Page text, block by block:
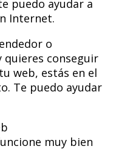
puedo ayudar a
Internet.
o
quieres conseguir
web, estás en el
Te puedo ayudar
muy bien